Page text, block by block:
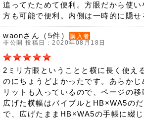
追ってたためて便利。方眼だから使
方も可能で便利。内側は一時的に隠せ
waonさん（5件）
購入者
非公開 投稿日：2020年08月18日
2ミリ方眼ということと横に長く使え
のにちょうどよかったです。あらかじ
リットも入っているので、ページの移
広げた横幅はバイブルとHB×WA5の
で、広げたままHB×WA5の手帳に綴